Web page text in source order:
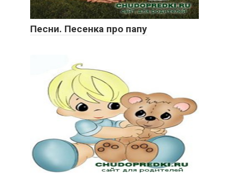
Песни. Песенка про папу